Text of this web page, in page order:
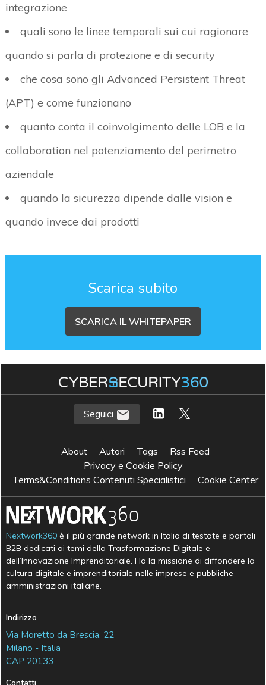
integrazione
quali sono le linee temporali sui cui ragionare
quando si parla di protezione e di security
che cosa sono gli Advanced Persistent Threat
(APT) e come funzionano
quanto conta il coinvolgimento delle LOB e la
collaboration nel potenziamento del perimetro
aziendale
quando la sicurezza dipende dalle vision e
quando invece dai prodotti
Scarica subito
SCARICA IL WHITEPAPER
Seguici
About Autori Tags
Rss Feed
Privacy e Cookie Policy
Terms&Conditions Contenuti Specialistici
Cookie Center
Nextwork360 è il più grande network in Italia di testate e portali
B2B dedicati ai temi della Trasformazione Digitale e
dell’Innovazione Imprenditoriale. Ha la missione di diffondere la
cultura digitale e imprenditoriale nelle imprese e pubbliche
amministrazioni italiane.
Indirizzo
Via Moretto da Brescia, 22
Milano - Italia
CAP 20133